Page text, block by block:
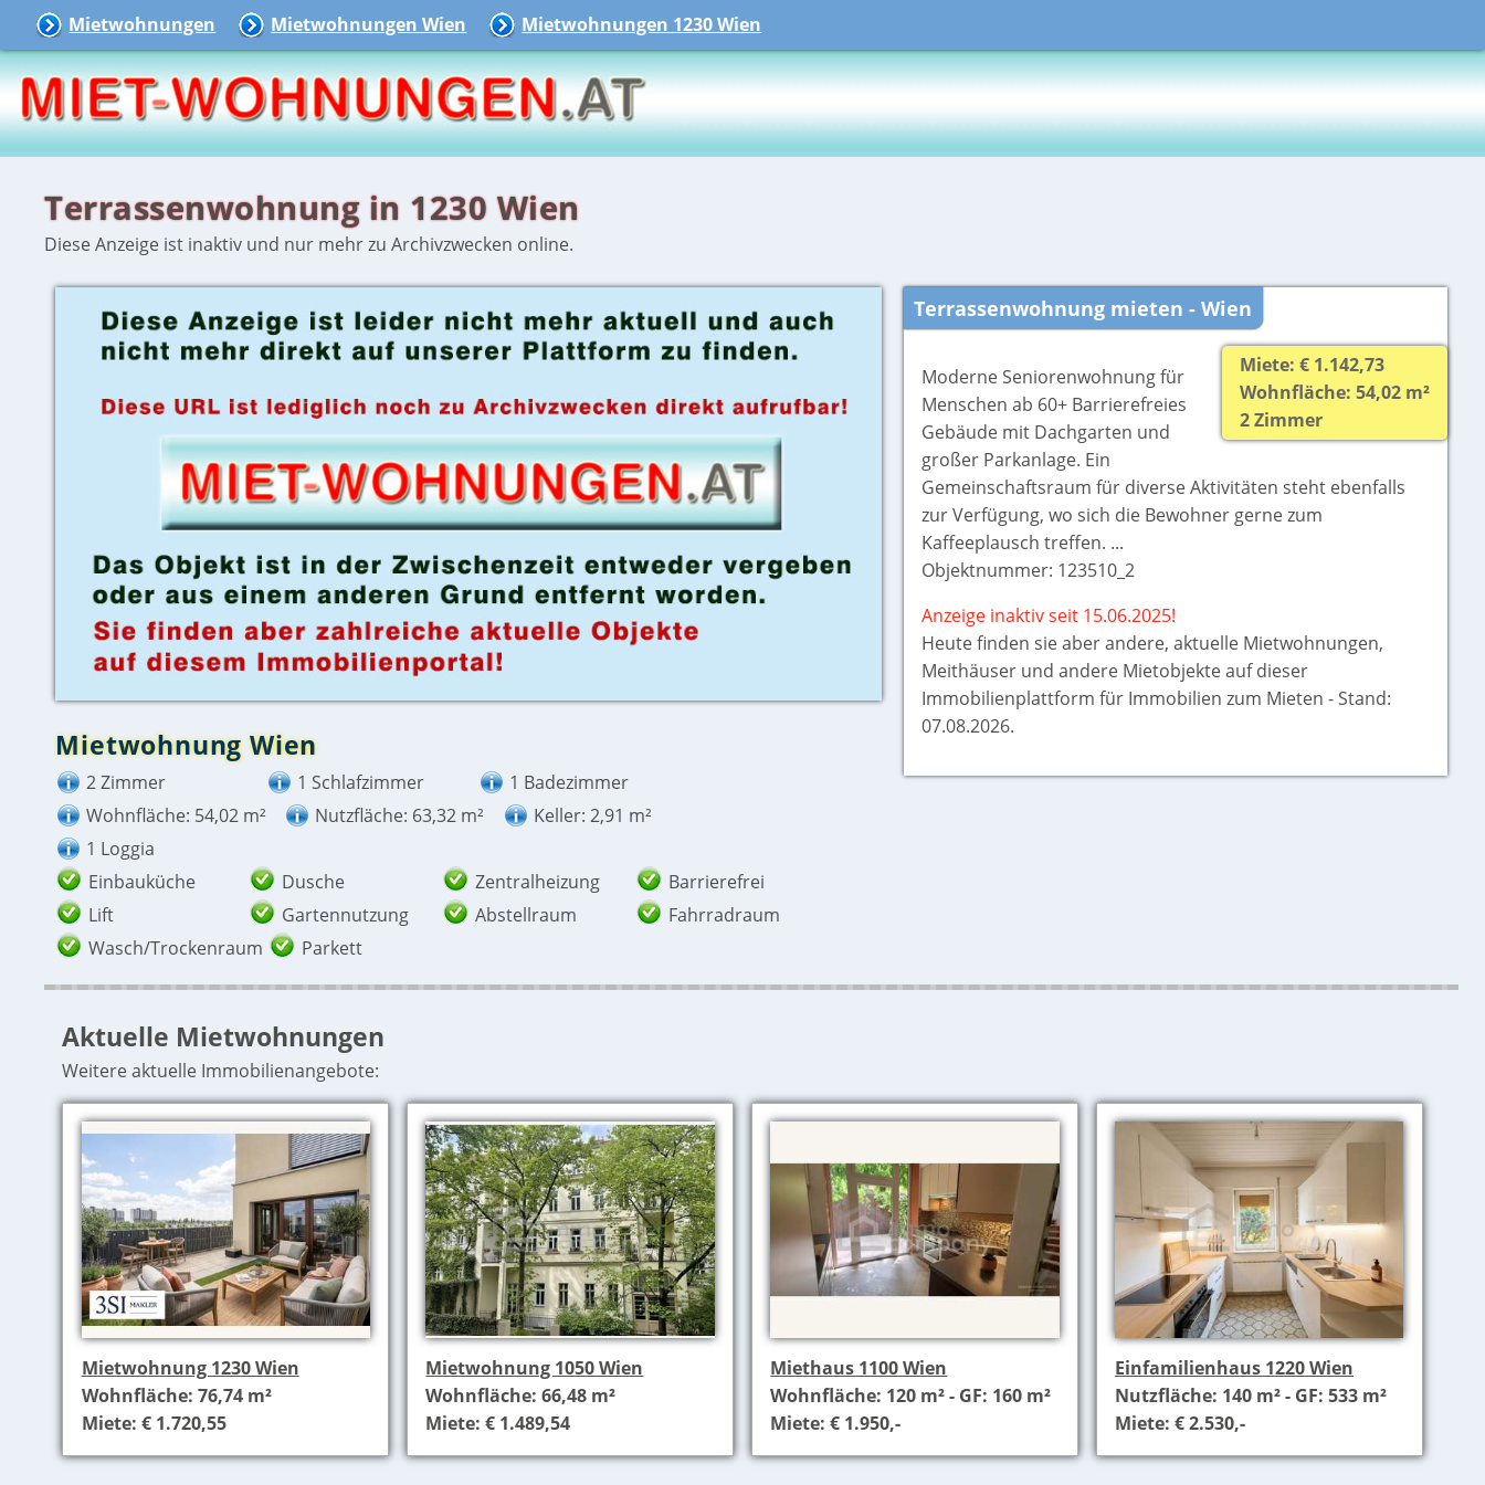
Mietwohnungen Mietwohnungen Wien Mietwohnungen 1230 Wien
Terrassenwohnung in 1230 Wien
Diese Anzeige ist inaktiv und nur mehr zu Archivzwecken online.
Mietwohnung Wien
2 Zimmer 1 Schlafzimmer
1 Badezimmer
Wohnfläche: 54,02 m²
Nutzfläche: 63,32 m²
Keller: 2,91 m²
1 Loggia
Einbauküche
Dusche Zentralheizung
Barrierefrei
Lift
Gartennutzung Abstellraum
Fahrradraum
Wasch/Trockenraum
Parkett
Terrassenwohnung mieten - Wien
Miete: € 1.142,73
Wohnfläche: 54,02 m²
2 Zimmer
Moderne Seniorenwohnung für
Menschen ab 60+ Barrierefreies
Gebäude mit Dachgarten und
großer Parkanlage. Ein
Gemeinschaftsraum für diverse Aktivitäten steht ebenfalls
zur Verfügung, wo sich die Bewohner gerne zum
Kaffeeplausch treffen. ...
Objektnummer: 123510_2
Anzeige inaktiv seit 15.06.2025!
Heute finden sie aberandere, aktuelle Mietwohnungen,
Meithäuser und andere Mietobjekte auf dieser
Immobilienplattform für Immobilien zum Mieten - Stand:
07.08.2026.
Aktuelle Mietwohnungen
Weitere aktuelle Immobilienangebote:
Mietwohnung 1230 Wien
Wohnfläche: 76,74 m²
Miete: € 1.720,55
Mietwohnung 1050 Wien
Wohnfläche: 66,48 m²
Miete: € 1.489,54
Miethaus 1100 Wien
Wohnfläche: 120 m² - GF: 160 m²
Miete: € 1.950,-
Einfamilienhaus 1220 Wien
Nutzfläche: 140 m² - GF: 533 m²
Miete: € 2.530,-